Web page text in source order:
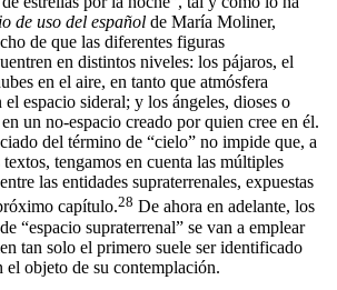
de uso del español de María Moliner,
de que las diferentes figuras
en distintos niveles: los pájaros, el
en el aire, en tanto que atmósfera
el espacio sideral; y los ángeles, dioses o
un no-espacio creado por quien cree en él.
del término de “cielo” no impide que, a
tengamos en cuenta las múltiples
las entidades supraterrenales, expuestas
capítulo.28 De ahora en adelante, los
“espacio supraterrenal” se van a emplear
tan solo el primero suele ser identificado
el objeto de su contemplación.